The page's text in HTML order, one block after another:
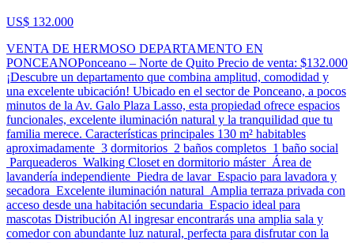
US$ 132.000
VENTA DE HERMOSO DEPARTAMENTO EN
PONCEANOPonceano – Norte de Quito Precio de venta: $132.000
¡Descubre un departamento que combina amplitud, comodidad y
una excelente ubicación! Ubicado en el sector de Ponceano, a pocos
minutos de la Av. Galo Plaza Lasso, esta propiedad ofrece espacios
funcionales, excelente iluminación natural y la tranquilidad que tu
familia merece. Características principales 130 m² habitables
aproximadamente 3 dormitorios 2 baños completos 1 baño social
Parqueaderos Walking Closet en dormitorio máster Área de
lavandería independiente Piedra de lavar Espacio para lavadora y
secadora Excelente iluminación natural Amplia terraza privada con
acceso desde una habitación secundaria Espacio ideal para
mascotas Distribución Al ingresar encontrarás una amplia sala y
comedor con abundante luz natural, perfecta para disfrutar con la